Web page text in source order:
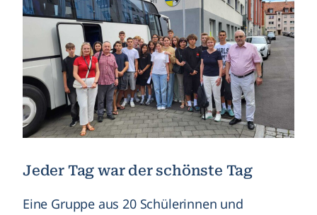
Jeder Tag war der schönste Tag
Eine Gruppe aus 20 Schülerinnen und